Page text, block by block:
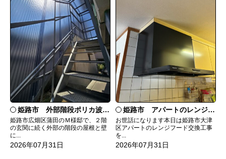
姫路市 外部階段ポリカ波板張替工事
姫路市広畑区蒲田のＭ様邸で、２階
の玄関に続く外部の階段の屋根と壁
に...
2026年07月31日
姫路市 アパートのレンジフード交換
お世話になります本日は姫路市大津
区アパートのレンジフード交換工事
を...
2026年07月31日